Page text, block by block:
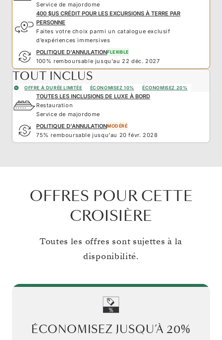
Service de majordome
400 $US CRÉDIT POUR LES EXCURSIONS À TERRE PAR
PERSONNE
Faites votre choix parmi un catalogue exclusif
d’expériences immersives
POLITIQUE D'ANNULATIONFLEXIBLE
100% remboursable jusqu'au 22 déc. 2027
TOUT INCLUS
OFFRE À DURÉE LIMITÉE ÉCONOMISEZ 10% ÉCONOMISEZ 20%
TOUTES LES INCLUSIONS DE LUXE À BORD
Restauration
Service de majordome
POLITIQUE D'ANNULATIONMODÉRÉ
75% remboursable jusqu'au 20 févr. 2028
OFFRES POUR CETTE
CROISIÈRE
Toutes les offres sont sujettes à la
disponibilité.
ÉCONOMISEZ JUSQU’À 20%